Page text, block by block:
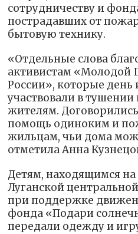
сотрудничеству и
пострадавших от
бытовую технику.
«Отдельные слова
активистам «Молодой
России», которые день
участвовали в
жителям.
помощь одиноким и
жильцам, чьи дома
отметила Анна
Детям, находящимся
Луганской
при поддержке
фонда «Подари
передали одежду и